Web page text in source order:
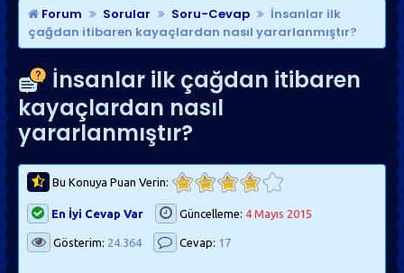
KISAYOLLAR
Forum Sorular Soru-Cevap
İnsanlar ilk
çağdan itibaren kayaçlardan nasıl yararlanmıştır?
İnsanlar ilk çağdan itibaren
kayaçlardan nasıl
yararlanmıştır?
Bu Konuya Puan Verin:
En İyi Cevap Var Güncelleme: 4 Mayıs 2015
Gösterim: 24.364 Cevap: 17